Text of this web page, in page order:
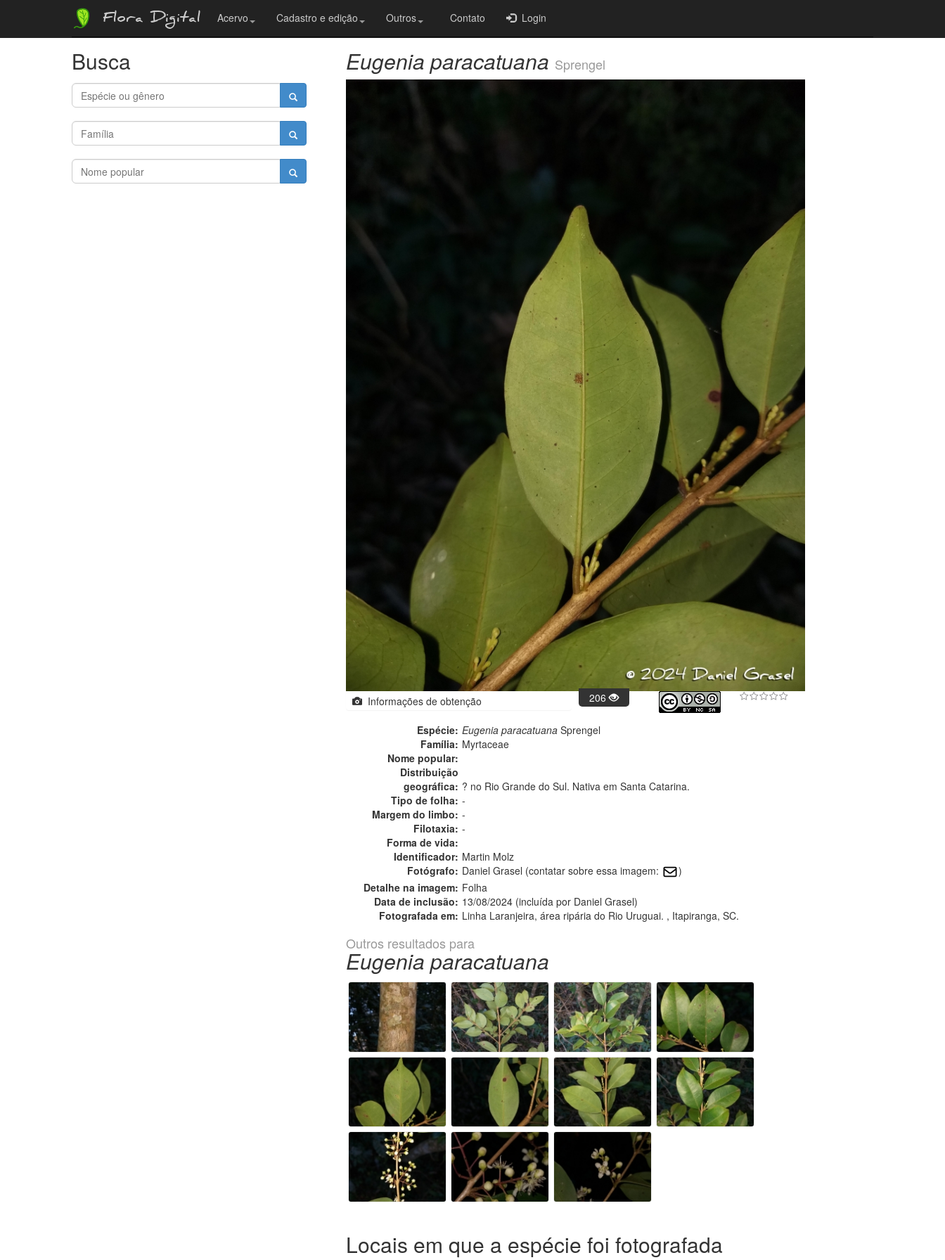
Flora Digital Acervo Cadastro e edição Outros Contato Login
Busca Eugenia paracatuana Sprengel
Informações de obtenção 206
Espécie: Eugenia paracatuana Sprengel
Família: Myrtaceae
Nome popular:
Distribuição
geográfica: ? no Rio Grande do Sul. Nativa em Santa Catarina.
Tipo de folha: -
Margem do limbo: -
Filotaxia: -
Forma de vida:
Identificador: Martin Molz
Fotógrafo: Daniel Grasel (contatar sobre essa imagem:
)
Detalhe na imagem: Folha
Data de inclusão: 13/08/2024 (incluída por Daniel Grasel)
Fotografada em: Linha Laranjeira, área ripária do Rio Uruguai. , Itapiranga, SC.
Outros resultados para
Eugenia paracatuana
Locais em que a espécie foi fotografada